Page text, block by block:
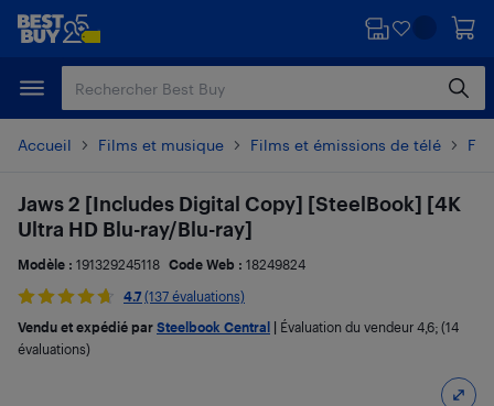
Passer
principal
Passer
Accueil Films et musique Films et émissions de télé
Jaws 2 [Includes Digital Copy] [SteelBook] [4K
Ultra HD Blu-ray/Blu-ray]
Modèle : 191329245118 Code Web : 18249824
4.7 (137 évaluations)
Vendu et expédié par Steelbook Central Évaluation du vendeur 4,6; (14
évaluations)